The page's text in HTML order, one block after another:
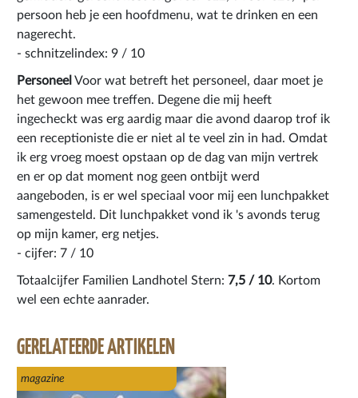
persoon heb je een hoofdmenu, wat te drinken en een
nagerecht.
- schnitzelindex: 9 / 10
Personeel Voor wat betreft het personeel, daar moet je
het gewoon mee treffen. Degene die mij heeft
ingecheckt was erg aardig maar die avond daarop trof ik
een receptioniste die er niet al te veel zin in had. Omdat
ik erg vroeg moest opstaan op de dag van mijn vertrek
en er op dat moment nog geen ontbijt werd
aangeboden, is er wel speciaal voor mij een lunchpakket
samengesteld. Dit lunchpakket vond ik 's avonds terug
op mijn kamer, erg netjes.
- cijfer: 7 / 10
Totaalcijfer Familien Landhotel Stern: 7,5 / 10. Kortom
wel een echte aanrader.
GERELATEERDE ARTIKELEN
magazine